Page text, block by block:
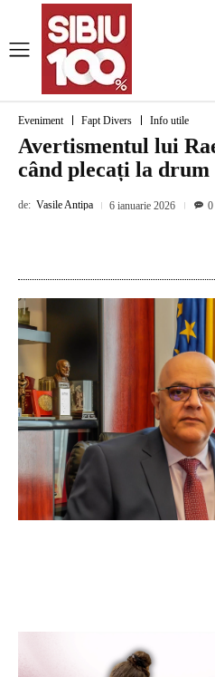
Eveniment Fapt Divers Info utile
Avertismentul lui
când plecați la drum
de: Vasile Antipa 6 ianuarie 2026 0